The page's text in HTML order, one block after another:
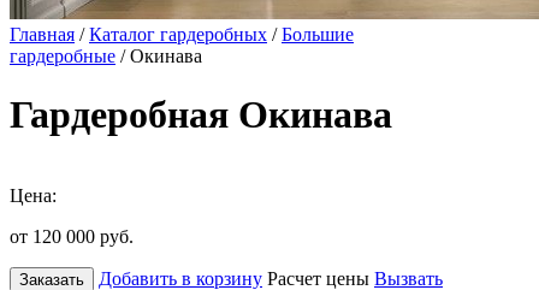
Главная /Каталог гардеробных /Большие
гардеробные / Окинава
Гардеробная Окинава
Цена:
от 120 000 руб.
Заказать Добавить в корзину Расчет цены Вызвать